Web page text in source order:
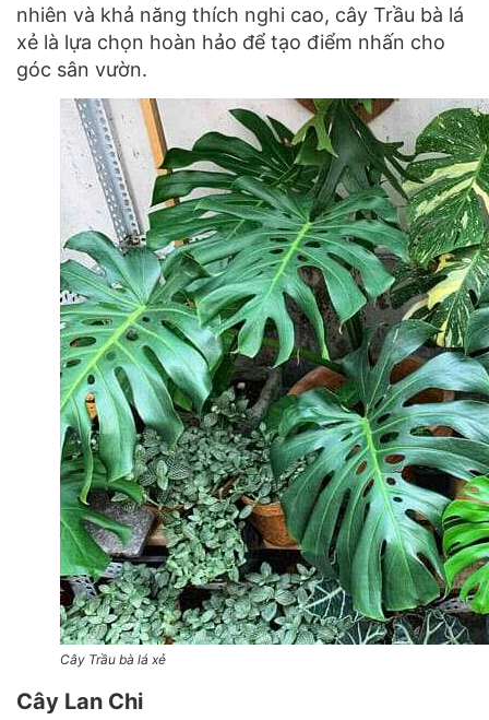
nhiên và khả năng thích nghi cao, cây Trầu bà lá
xẻ là lựa chọn hoàn hảo để tạo điểm nhấn cho
góc sân vườn.
Cây Trầu bà lá xẻ
Cây Lan Chi